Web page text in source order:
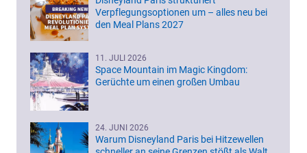
Verpflegungsoptionen um – alles neu bei
den Meal Plans 2027
11. JULI 2026
Space Mountain im Magic Kingdom:
Gerüchte um einen großen Umbau
24. JUNI 2026
Warum Disneyland Paris bei Hitzewellen